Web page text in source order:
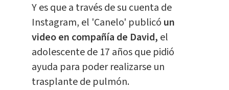
Y es que a través de su cuenta de
Instagram, el 'Canelo' publicó un
video en compañía de David, el
adolescente de 17 años que pidió
ayuda para poder realizarse un
trasplante de pulmón.